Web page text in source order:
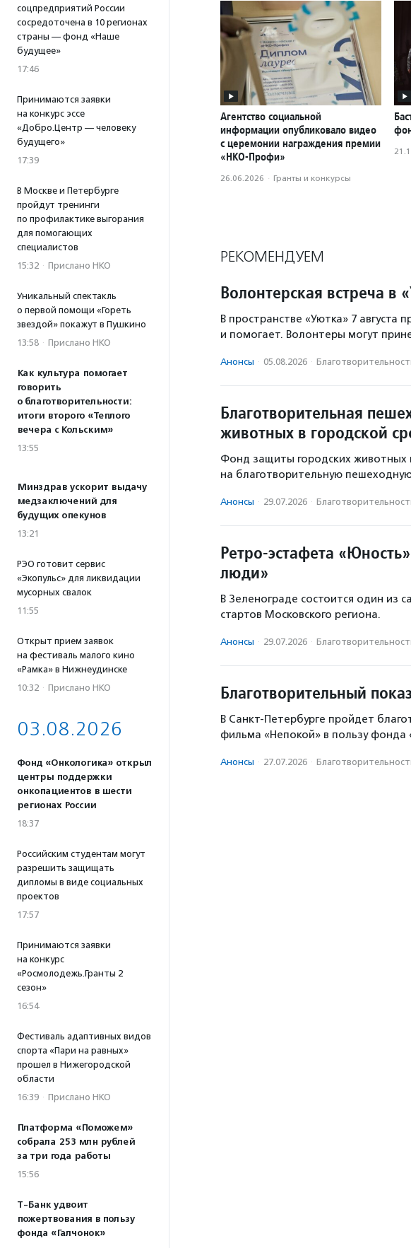
соцпредприятий России
сосредоточена в 10 регионах
страны — фонд «Наше
будущее»
17:46
Принимаются заявки
на конкурс эссе
«Добро.Центр — человеку
будущего»
17:39
В Москве и Петербурге
пройдут тренинги
по профилактике выгорания
для помогающих
специалистов
15:32 · Прислано НКО
Уникальный спектакль
о первой помощи «Гореть
звездой» покажут в Пушкино
13:58 · Прислано НКО
Как культура помогает
говорить
о благотворительности:
итоги второго «Теплого
вечера с Кольским»
13:55
Минздрав ускорит выдачу
медзаключений для
будущих опекунов
13:21
РЭО готовит сервис
«Экопульс» для ликвидации
мусорных свалок
11:55
Открыт прием заявок
на фестиваль малого кино
«Рамка» в Нижнеудинске
10:32 · Прислано НКО
03.08.2026
Фонд «Онкологика» открыл
центры поддержки
онкопациентов в шести
регионах России
18:37
Российским студентам могут
разрешить защищать
дипломы в виде социальных
проектов
17:57
Принимаются заявки
на конкурс
«Росмолодежь.Гранты 2
сезон»
16:54
Фестиваль адаптивных видов
спорта «Пари на равных»
прошел в Нижегородской
области
16:39 · Прислано НКО
Платформа «Поможем»
собрала 253 млн рублей
за три года работы
15:56
Т-Банк удвоит
пожертвования в пользу
фонда «Галчонок»
Агентство социальной
информации опубликовало видео
с церемонии награждения премии
«НКО-Профи»
26.06.2026 · Гранты и конкурсы
РЕКОМЕНДУЕМ
Волонтерская встреча в
В пространстве «Уютка» 7 августа
и помогает. Волонтеры могут
Анонсы · 05.08.2026 ·
Благотворительная
животных в городской
Фонд защиты городских животных
на благотворительную пешеходную
Анонсы · 29.07.2026 ·
Ретро-эстафета
люди»
В Зеленограде состоится один из
стартов Московского региона.
Анонсы · 29.07.2026 ·
Благотворительный
В Санкт-Петербурге пройдет
фильма «Непокой» в пользу фонда
Анонсы · 27.07.2026 ·